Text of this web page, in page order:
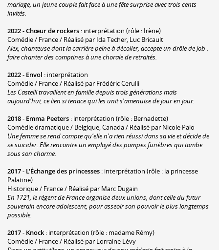
mariage, un jeune couple fait face à une fête surprise avec trois cents
invités.
2022-Chœur de rockers : interprétation (rôle : Irène)
Comédie / France / Réalisé par Ida Techer, Luc Bricault
Alex, chanteuse dont la carrière peine à décoller, accepte un drôle de job :
faire chanter des comptines à une chorale de retraités.
2022- Envol : interprétation
Comédie / France / Réalisé par Frédéric Cerulli
Les Castelli travaillent en famille depuis trois générations mais
aujourd'hui, ce lien si tenace qui les unit s'amenuise de jour en jour.
2018- Emma Peeters : interprétation (rôle : Bernadette)
Comédie dramatique / Belgique, Canada / Réalisé par Nicole Palo
Une femme se rend compte qu'elle n'a rien réussi dans sa vie et décide de
se suicider. Elle rencontre un employé des pompes funèbres qui tombe
sous son charme.
2017- L'Échange des princesses : interprétation (rôle : la princesse
Palatine)
Historique / France / Réalisé par Marc Dugain
En 1721, le régent de France organise deux unions, dont celle du futur
souverain encore adolescent, pour asseoir son pouvoir le plus longtemps
possible.
2017- Knock : interprétation (rôle : madame Rémy)
Comédie / France / Réalisé par Lorraine Lévy